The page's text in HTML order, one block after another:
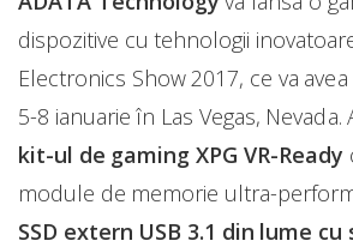
dispozitive cu tehnologii
Electronics Show 2017, ce va
5-8 ianuarie în Las Vegas, Nevada.
kit-ul de gaming XPG VR-Ready
module de memorie ultra-
SSD extern USB 3.1 din lume